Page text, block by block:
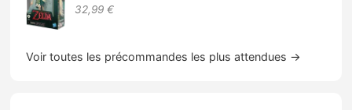
32,99 €
Voir toutes les précommandes les plus attendues →